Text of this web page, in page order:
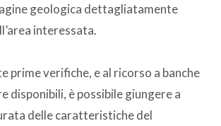
geologica dettagliatamente
interessata.
prime verifiche, e al ricorso a banche
disponibili, è possibile giungere a
delle caratteristiche del